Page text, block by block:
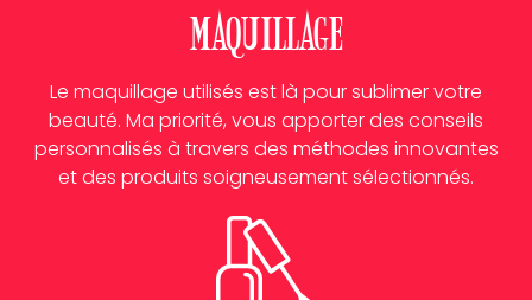
Maquillage
Le maquillage utilisés est là pour sublimer votre
beauté. Ma priorité, vous apporter des conseils
personnalisés à travers des méthodes innovantes
et des produits soigneusement sélectionnés.